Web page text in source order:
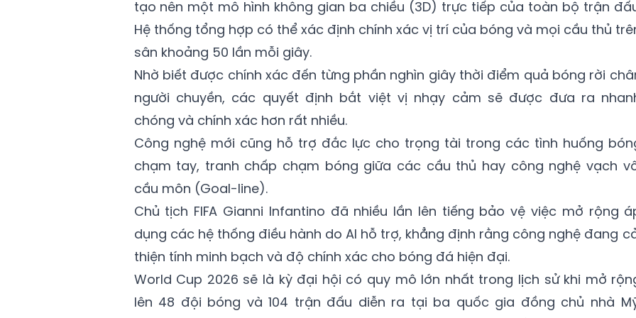
tạo nên một mô hình không gian ba chiều (3D) trực tiếp của toàn bộ trận
Hệ thống tổng hợp có thể xác định chính xác vị trí của bóng và mọi cầu thủ
sân khoảng 50 lần mỗi giây.
Nhờ biết được chính xác đến từng phần nghìn giây thời điểm quả bóng rời
người chuyền, các quyết định bắt việt vị nhạy cảm sẽ được đưa ra
chóng và chính xác hơn rất nhiều.
Công nghệ mới cũng hỗ trợ đắc lực cho trọng tài trong các tình huống
chạm tay, tranh chấp chạm bóng giữa các cầu thủ hay công nghệ vạch
cầu môn (Goal-line).
Chủ tịch FIFA Gianni Infantino đã nhiều lần lên tiếng bảo vệ việc mở rộng
dụng các hệ thống điều hành do AI hỗ trợ, khẳng định rằng công nghệ đang
thiện tính minh bạch và độ chính xác cho bóng đá hiện đại.
World Cup 2026 sẽ là kỳ đại hội có quy mô lớn nhất trong lịch sử khi mở
lên 48 đội bóng và 104 trận đấu diễn ra tại ba quốc gia đồng chủ nhà